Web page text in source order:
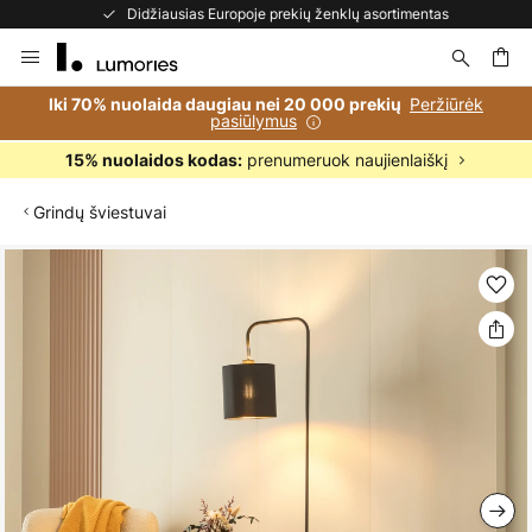
Didžiausias Europoje prekių ženklų asortimentas
to
Content
Iki 70% nuolaida daugiau nei 20 000 prekių Peržiūrėk
pasiūlymus
15% nuolaidos kodas:prenumeruok naujienlaiškį
Grindų šviestuvai